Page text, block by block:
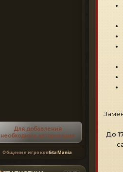
Для добавления
необходима авторизация
Общение игроковGtaMania
До